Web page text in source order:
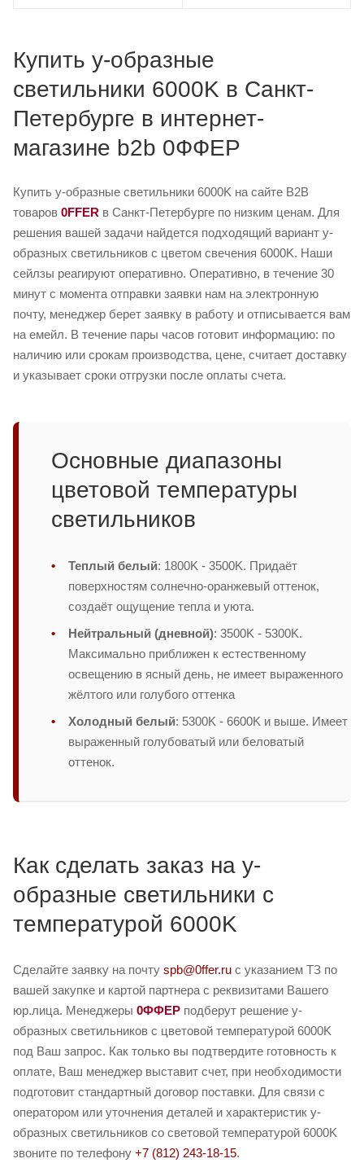
Купить y-образные
светильники 6000K в Санкт-
Петербурге в интернет-
магазине b2b 0ФФЕР
Купить y-образные светильники 6000K на сайте B2B
товаров 0FFER в Санкт-Петербурге по низким ценам. Для
решения вашей задачи найдется подходящий вариант y-
образных светильников с цветом свечения 6000K. Наши
сейлзы реагируют оперативно. Оперативно, в течение 30
минут с момента отправки заявки нам на электронную
почту, менеджер берет заявку в работу и отписывается вам
на емейл. В течение пары часов готовит информацию: по
наличию или срокам производства, цене, считает доставку
и указывает сроки отгрузки после оплаты счета.
Основные диапазоны
цветовой температуры
светильников
Теплый белый: 1800K - 3500K. Придаёт
поверхностям солнечно-оранжевый оттенок,
создаёт ощущение тепла и уюта.
Нейтральный (дневной): 3500K - 5300K.
Максимально приближен к естественному
освещению в ясный день, не имеет выраженного
жёлтого или голубого оттенка
Холодный белый: 5300K - 6600K и выше. Имеет
выраженный голубоватый или беловатый
оттенок.
Как сделать заказ на y-
образные светильники с
температурой 6000K
Сделайте заявку на почту spb@0ffer.ru с указанием ТЗ по
вашей закупке и картой партнера с реквизитами Вашего
юр.лица. Менеджеры 0ФФЕР подберут решение y-
образных светильников с цветовой температурой 6000K
под Ваш запрос. Как только вы подтвердите готовность к
оплате, Ваш менеджер выставит счет, при необходимости
подготовит стандартный договор поставки. Для связи с
оператором или уточнения деталей и характеристик y-
образных светильников со световой температурой 6000K
звоните по телефону +7 (812) 243-18-15.